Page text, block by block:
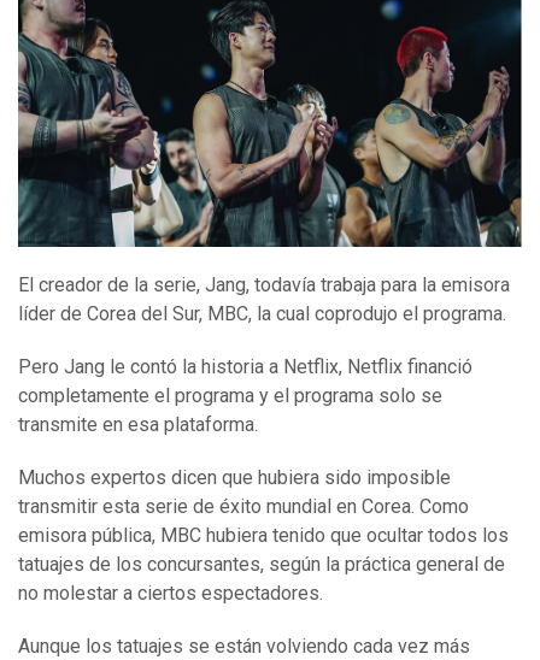
El creador de la serie, Jang, todavía trabaja para la emisora
líder de Corea del Sur, MBC, la cual coprodujo el programa.
Pero Jang le contó la historia a Netflix, Netflix financió
completamente el programa y el programa solo se
transmite en esa plataforma.
Muchos expertos dicen que hubiera sido imposible
transmitir esta serie de éxito mundial en Corea. Como
emisora pública, MBC hubiera tenido que ocultar todos los
tatuajes de los concursantes, según la práctica general de
no molestar a ciertos espectadores.
Aunque los tatuajes se están volviendo cada vez más